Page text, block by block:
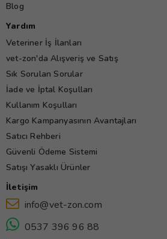
Blog
Yardım
Veteriner İş İlanları
vet-zon'da Alışveriş ve Satış
Sık Sorulan Sorular
İade ve İptal Koşulları
Kullanım Koşulları
Kargo Kampanyasının Avantajları
Satıcı Rehberi
Güvenli Ödeme Sistemi
Satışı Yasaklı Ürünler
İletişim
info@vet-zon.com
0537 396 96 88